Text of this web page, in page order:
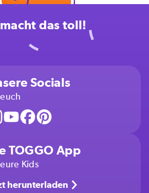
das toll!
Socials
TOGGO App
Kids
herunterladen